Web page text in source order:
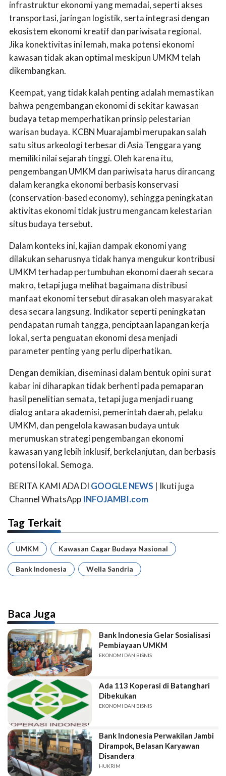
infrastruktur ekonomi yang memadai, seperti akses
transportasi, jaringan logistik, serta integrasi dengan
ekosistem ekonomi kreatif dan pariwisata regional.
Jika konektivitas ini lemah, maka potensi ekonomi
kawasan tidak akan optimal meskipun UMKM telah
dikembangkan.
Keempat, yang tidak kalah penting adalah memastikan
bahwa pengembangan ekonomi di sekitar kawasan
budaya tetap memperhatikan prinsip pelestarian
warisan budaya. KCBN Muarajambi merupakan salah
satu situs arkeologi terbesar di Asia Tenggara yang
memiliki nilai sejarah tinggi. Oleh karena itu,
pengembangan UMKM dan pariwisata harus dirancang
dalam kerangka ekonomi berbasis konservasi
(conservation-based economy), sehingga peningkatan
aktivitas ekonomi tidak justru mengancam kelestarian
situs budaya tersebut.
Dalam konteks ini, kajian dampak ekonomi yang
dilakukan seharusnya tidak hanya mengukur kontribusi
UMKM terhadap pertumbuhan ekonomi daerah secara
makro, tetapi juga melihat bagaimana distribusi
manfaat ekonomi tersebut dirasakan oleh masyarakat
desa secara langsung. Indikator seperti peningkatan
pendapatan rumah tangga, penciptaan lapangan kerja
lokal, serta penguatan ekonomi desa menjadi
parameter penting yang perlu diperhatikan.
Dengan demikian, diseminasi dalam bentuk opini surat
kabar ini diharapkan tidak berhenti pada pemaparan
hasil penelitian semata, tetapi juga menjadi ruang
dialog antara akademisi, pemerintah daerah, pelaku
UMKM, dan pengelola kawasan budaya untuk
merumuskan strategi pengembangan ekonomi
kawasan yang lebih inklusif, berkelanjutan, dan berbasis
potensi lokal. Semoga.
BERITA KAMI ADA DI GOOGLE NEWS | Ikuti juga
Channel WhatsApp INFOJAMBI.com
Tag Terkait
UMKM Kawasan Cagar Budaya Nasional
Bank Indonesia Wella Sandria
Baca Juga
Bank Indonesia Gelar Sosialisasi
Pembiayaan UMKM
EKONOMI DAN BISNIS
Ada 113 Koperasi di Batanghari
Dibekukan
EKONOMI DAN BISNIS
Bank Indonesia Perwakilan Jambi
Dirampok, Belasan Karyawan
Disandera
HUKRIM